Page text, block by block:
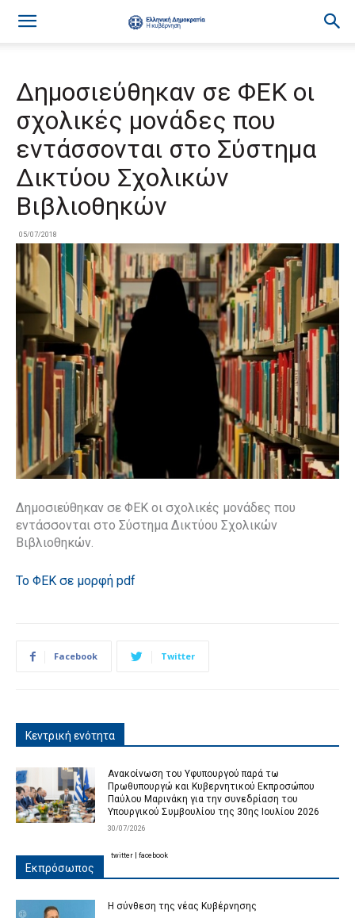
Δημοσιεύθηκαν σε ΦΕΚ οι
σχολικές μονάδες που
εντάσσονται στο Σύστημα
Δικτύου Σχολικών
Βιβλιοθηκών
05/07/2018
Δημοσιεύθηκαν σε ΦΕΚ οι σχολικές μονάδες που
εντάσσονται στο Σύστημα Δικτύου Σχολικών
Βιβλιοθηκών.
Το ΦΕΚ σε μορφή pdf
Facebook Twitter
Κεντρική ενότητα
Ανακοίνωση του Υφυπουργού παρά τω
Πρωθυπουργώ και Κυβερνητικού Εκπροσώπου
Παύλου Μαρινάκη για την συνεδρίαση του
Υπουργικού Συμβουλίου της 30ης Ιουλίου 2026
30/07/2026
Εκπρόσωπος
Η σύνθεση της νέας Κυβέρνησης
twitter facebook